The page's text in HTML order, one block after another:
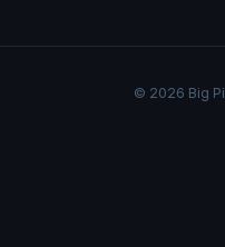
© 2026 Big